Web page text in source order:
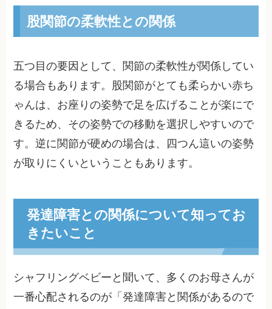
股関節の柔軟性との関係
五つ目の要因として、関節の柔軟性が関係してい
る場合もあります。股関節がとても柔らかい赤ち
ゃんは、お座りの姿勢で足を広げることが楽にで
きるため、その姿勢での移動を選択しやすいので
す。逆に関節が硬めの場合は、四つん這いの姿勢
が取りにくいということもあります。
発達障害との関係について知ってお
きたいこと
シャフリングベビーと聞いて、多くのお母さんが
一番心配されるのが「発達障害と関係があるので